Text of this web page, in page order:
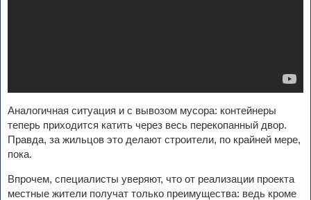
Аналогичная ситуация и с вывозом мусора: контейнеры
теперь приходится катить через весь перекопанный двор.
Правда, за жильцов это делают строители, по крайней мере,
пока.
Впрочем, специалисты уверяют, что от реализации проекта
местные жители получат только преимущества: ведь кроме